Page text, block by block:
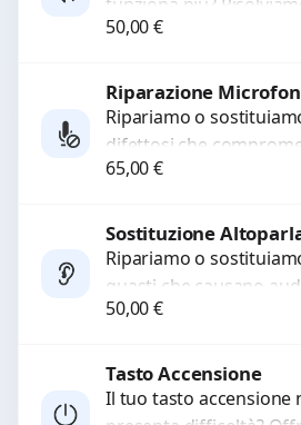
a moduli audio difettosi
50,00€
Procedi
Riparazione
Ripariamo o
difettosi che
audio delle registrazioni
di...
65,00€
Procedi
Sostituzione
Ripariamo o
guasti che causano
basso o assente.
50,00€
Procedi
Tasto Accensione
Il tuo tasto accensione